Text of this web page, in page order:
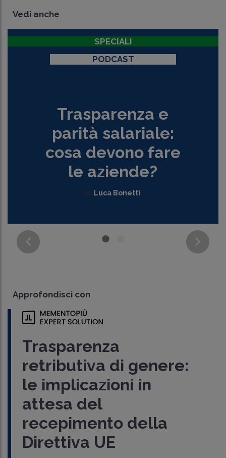
Vedi anche
SPECIALI
PODCAST
Trasparenza e
parità salariale:
cosa devono fare
le aziende?
di Luca Bonetti
Approfondisci con
Trasparenza
retributiva di genere:
le implicazioni in
attesa del
recepimento della
Direttiva UE